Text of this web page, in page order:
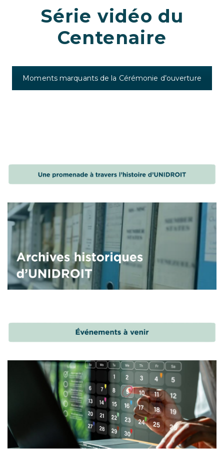
Série vidéo du
Centenaire
Moments marquants de la Cérémonie d’ouverture